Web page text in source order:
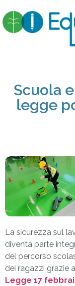
Scuola
legge
La sicurezza sul
diventa parte
del percorso
dei ragazzi grazie
Legge 17